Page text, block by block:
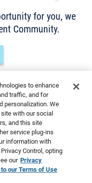
for you, we
Community.
Terms of Use
à
des
données que
de nos visiteurs
sur vos
to enhance
traffic, and for
personalization. We
with our social
and this site
service plug-ins
information with
Control, opting
our Privacy
our Terms of Use